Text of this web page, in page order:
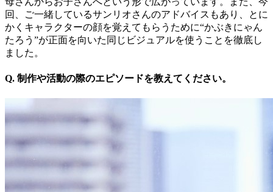
回、ご一緒しているサンリオさんのアドバイスもあり、とに
かくキャラクターの顔を覚えてもらうために“かぶきにゃん
たろう”が正面を向いた同じビジュアルを使うことを徹底し
ました。
Q. 制作や活動の際のエピソードを教えてください。